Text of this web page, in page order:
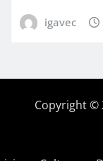
igavec
Copyright ©